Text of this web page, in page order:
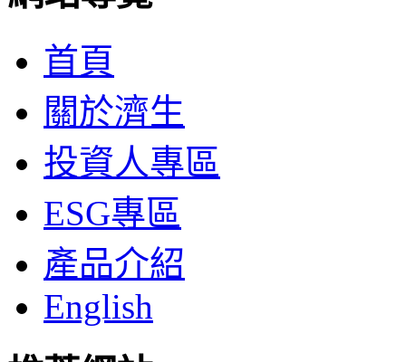
首頁
關於濟生
投資人專區
ESG專區
產品介紹
English